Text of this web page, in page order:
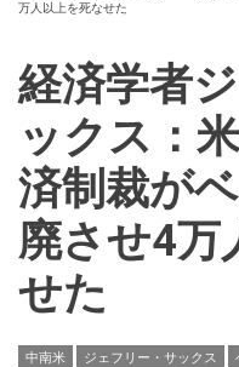
万人以上を死なせた
経済学者
ックス：
済制裁が
廃させ4万
せた
中南米 ジェフリー・サックス